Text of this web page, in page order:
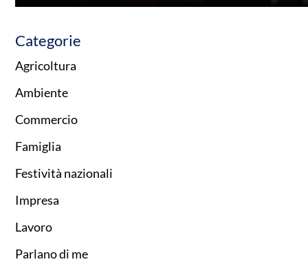
Categorie
Agricoltura
Ambiente
Commercio
Famiglia
Festività nazionali
Impresa
Lavoro
Parlano di me